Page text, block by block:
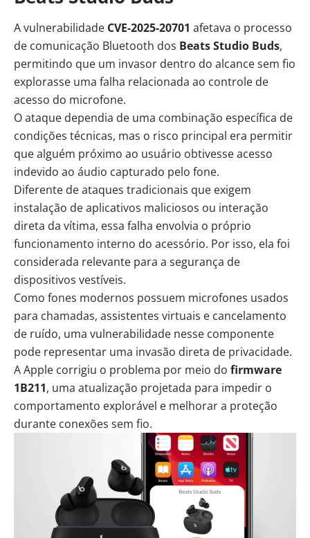
A vulnerabilidade CVE-2025-20701 afetava o processo
de comunicação Bluetooth dos Beats Studio Buds,
permitindo que um invasor dentro do alcance sem fio
explorasse uma falha relacionada ao controle de
acesso do microfone.
O ataque dependia de uma combinação específica de
condições técnicas, mas o risco principal era permitir
que alguém próximo ao usuário obtivesse acesso
indevido ao áudio capturado pelo fone.
Diferente de ataques tradicionais que exigem
instalação de aplicativos maliciosos ou interação
direta da vítima, essa falha envolvia o próprio
funcionamento interno do acessório. Por isso, ela foi
considerada relevante para a segurança de
dispositivos vestíveis.
Como fones modernos possuem microfones usados
para chamadas, assistentes virtuais e cancelamento
de ruído, uma vulnerabilidade nesse componente
pode representar uma invasão direta de privacidade.
A Apple corrigiu o problema por meio do firmware
1B211, uma atualização projetada para impedir o
comportamento explorável e melhorar a proteção
durante conexões sem fio.